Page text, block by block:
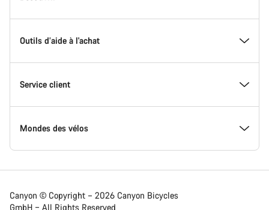
Canyon
L'innovation chez Canyon
Canyon Factory Racing
Travailler chez Canyon
Actualités presse de Canyon
Evénements
Trouver les emplacements Canyon
Équipes, athlètes & coureurs
Actualités et articles de blog
Outils d’aide à l'achat
Trouvez le Canyon de vos rêves
Vélos en stock
Perfect Positioning System
Service client
Assistance
Expédition
Mondes des vélos
Vélos de route
Canyon © Copyright – 2026 Canyon Bicycles
GmbH – All Rights Reserved